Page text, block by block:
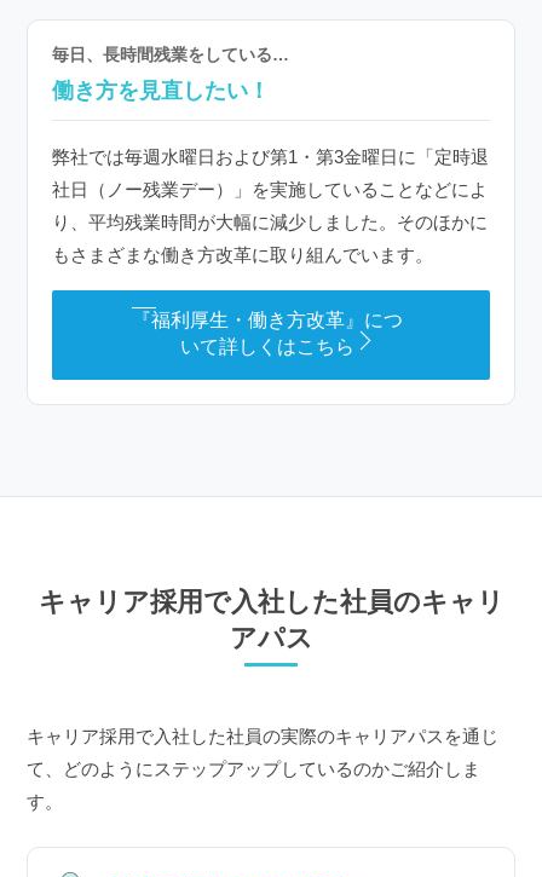
毎日、長時間残業をしている…
働き方を見直したい！
弊社では毎週水曜日および第1・第3金曜日に「定時退
社日（ノー残業デー）」を実施していることなどによ
り、平均残業時間が大幅に減少しました。そのほかに
もさまざまな働き方改革に取り組んでいます。
『福利厚生・働き方改革』につ
いて詳しくはこちら
キャリア採用で入社した社員のキャリ
アパス
キャリア採用で入社した社員の実際のキャリアパスを通じ
て、どのようにステップアップしているのかご紹介しま
す。